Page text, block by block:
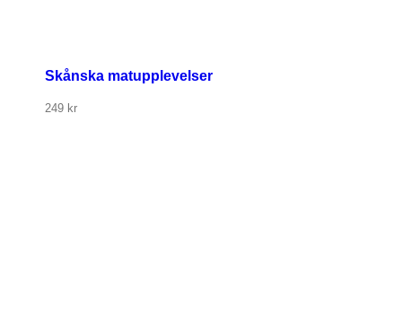
Skånska matupplevelser
249 kr